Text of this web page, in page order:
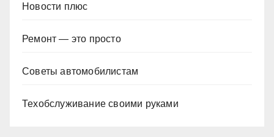
Новости плюс
Ремонт — это просто
Советы автомобилистам
Техобслуживание своими руками